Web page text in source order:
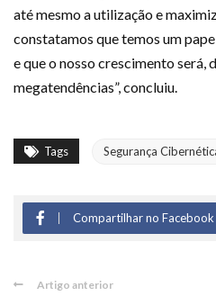
até mesmo a utilização e
constatamos que temos um
e que o nosso crescimento será,
megatendências”, concluiu.
Tags Segurança
Compartilhar no Facebook
Artigo anterior